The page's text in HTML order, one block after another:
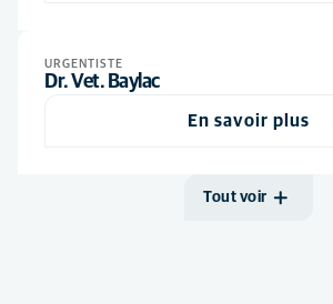
Soins d'urgence
URGENTISTE
Dr. Vet. Baylac
En savoir plus
Tout voir